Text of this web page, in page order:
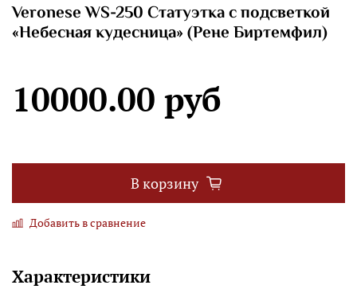
Veronese WS-250 Статуэтка с подсветкой
«Небесная кудесница» (Рене Биртемфил)
10000.00 руб
В корзину
Добавить в сравнение
Характеристики